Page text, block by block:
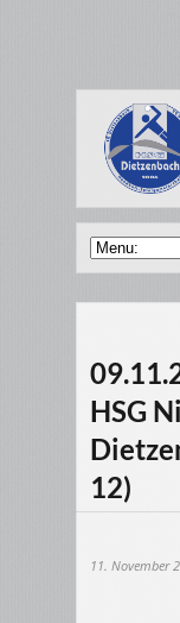
HSG
12)
11. November